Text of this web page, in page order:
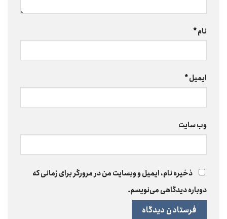
نام*
ایمیل*
وب‌ سایت
ذخیره نام، ایمیل و وبسایت من در مرورگر برای زمانی که
دوباره دیدگاهی می‌نویسم.